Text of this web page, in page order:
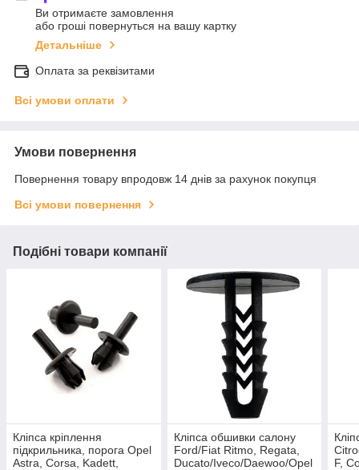
Ви отримаєте замовлення
або гроші повернуться на вашу картку
Детальніше
Оплата за реквізитами
Всі умови оплати
Умови повернення
Повернення товару впродовж 14 днів за рахунок покупця
Всі умови повернення
Подібні товари компанії
Кліпса кріплення
підкрильника, порога Opel
Astra, Corsa, Kadett,
Кліпса обшивки салону
Ford/Fiat Ritmo, Regata,
Ducato/Iveco/Daewoo/Opel
F,